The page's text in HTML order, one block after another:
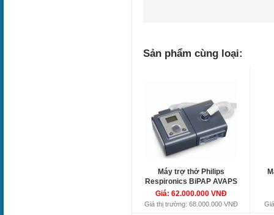
Sản phẩm cùng loại:
Máy trợ thở Philips
Respironics BiPAP AVAPS
Giá: 62.000.000 VNĐ
Giá thị trường: 68.000.000 VNĐ